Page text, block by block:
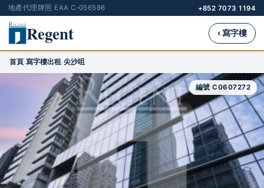
地產代理牌照 EAA C-056586 +852 7073 1194
Regent ‹ 寫字樓
首頁›寫字樓出租›尖沙咀
編號 C0607272